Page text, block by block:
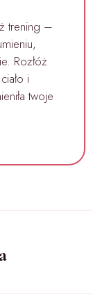
trening –
Rozłóż
i
twoje